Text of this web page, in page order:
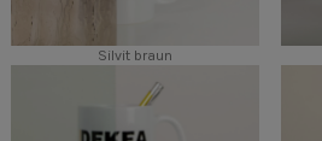
Silvit braun